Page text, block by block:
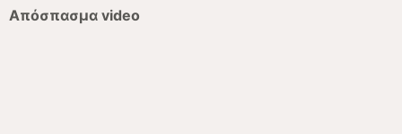
Απόσπασμα video